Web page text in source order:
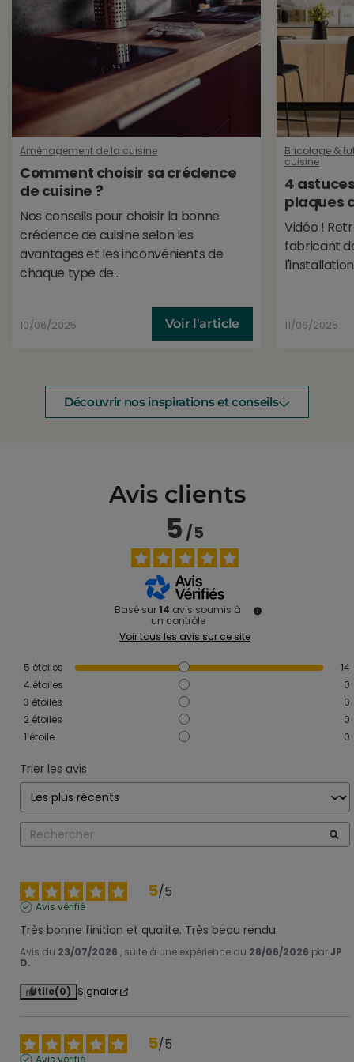
Aménagement de la cuisine
Comment choisir sa crédence
de cuisine ?
Nos conseils pour choisir la bonne
crédence de cuisine selon les
avantages et les inconvénients de
chaque type de...
10/06/2025 Voir l'article
Bricolage &
cuisine
4
plaques
Vidéo !
fabricant
11/06/2025
Découvrir nos inspirations et conseils
Avis clients
5/5
Basé sur 14 avis soumis à
un contrôle
Voir tous les avis sur ce site
5 étoiles
14
4 étoiles
0
3 étoiles
0
2 étoiles
0
1 étoile 0
Trier les avis
5/5
Avis vérifié
Très bonne finition et qualite. Très beau rendu
Avis du 23/07/2026 , suite à une expérience du 28/06/2026 parJP
D.
Utile(0) Signaler
5/5